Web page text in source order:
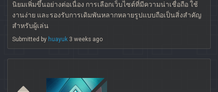
นิยมเพิ่มขึ้นอย่างต่อเนื่อง การเลือกเว็บไซต์ที่มีความน่าเชื่อถือ ใช้
งานง่าย และรองรับการเดิมพันหลากหลายรูปแบบถือเป็นสิ่งสำคัญ
สำหรับผู้เล่น
Submitted by huayuk 3 weeks ago